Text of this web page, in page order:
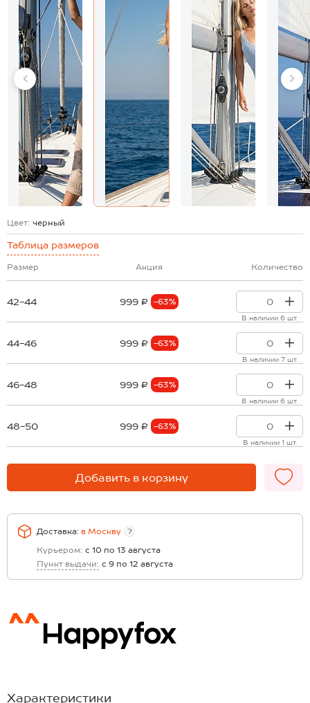
Цвет: черный
Таблица размеров
Размер Акция Количество
42-44 999 ₽ -63%
В наличии 6 шт.
44-46 999 ₽ -63%
В наличии 7 шт.
46-48 999 ₽ -63%
В наличии 6 шт.
48-50 999 ₽ -63%
В наличии 1 шт.
Добавить в корзину
Доставка: в Москву
?
Курьером: с 10 по 13 августа
Пункт выдачи: с 9 по 12 августа
Характеристики